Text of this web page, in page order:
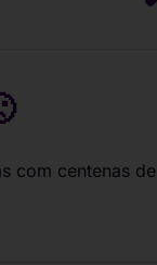
com centenas de